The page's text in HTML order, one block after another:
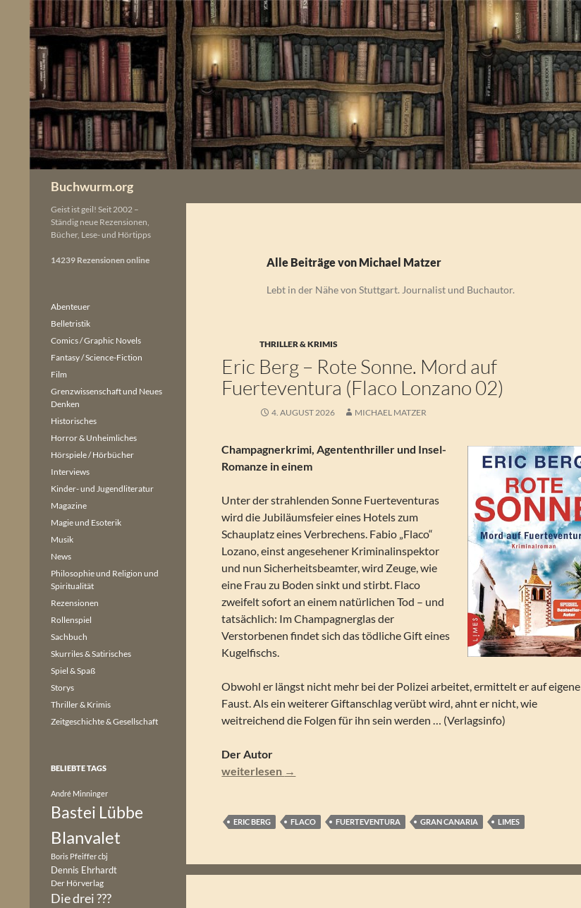
springen
Buchwurm.org
Alle Beiträge von Michael Matzer
Lebt in der Nähe von Stuttgart. Journalist und Buchautor.
THRILLER & KRIMIS
Eric Berg – Rote Sonne. Mord auf
Fuerteventura (Flaco Lonzano 02)
4. AUGUST 2026 MICHAEL MATZER
Champagnerkrimi, Agententhriller und Insel-
Romanze in einem
Unter der strahlenden Sonne Fuerteventuras
wird die Jubiläumsfeier eines Hotels zum
Schauplatz eines Verbrechens. Fabio „Flaco“
Lozano, einst angesehener Kriminalinspektor
und nun Sicherheitsbeamter, wird Zeuge, wie
eine Frau zu Boden sinkt und stirbt. Flaco
zweifelt sofort an einem natürlichen Tod – und
tatsächlich: Im Champagnerglas der
Verstorbenen findet sich das tödliche Gift eines
Kugelfischs.
Obwohl er längst nicht mehr bei der Polizei arbeitet, ermittelt er auf eigene
Faust. Als ein weiterer Giftanschlag verübt wird, ahnt er nicht, wie
weitreichend die Folgen für ihn sein werden … (Verlagsinfo)
Der Autor
Eric Berg – Rote Sonne. Mord auf Fuerteventura (Flaco Lonzano 02)
weiterlesen →
ERIC BERG FLACO FUERTEVENTURA GRAN CANARIA LIMES
Geist ist geil! Seit 2002 –
Ständig neue Rezensionen,
Bücher, Lese- und Hörtipps
14239 Rezensionen online
Abenteuer
Belletristik
Comics / Graphic Novels
Fantasy / Science-Fiction
Film
Grenzwissenschaft und Neues
Denken
Historisches
Horror & Unheimliches
Hörspiele / Hörbücher
Interviews
Kinder- und Jugendliteratur
Magazine
Magie und Esoterik
Musik
News
Philosophie und Religion und
Spiritualität
Rezensionen
Rollenspiel
Sachbuch
Skurriles & Satirisches
Spiel & Spaß
Storys
Thriller & Krimis
Zeitgeschichte & Gesellschaft
BELIEBTE TAGS
André Minninger
Bastei Lübbe
Blanvalet
Boris Pfeiffercbj
Dennis Ehrhardt
Der Hörverlag
Die drei ???